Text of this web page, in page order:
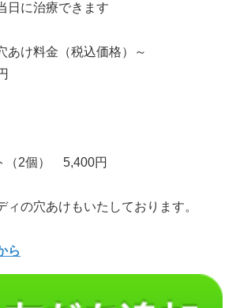
日に治療できます
あけ料金（税込価格）～
（2個） 5,400円
ィの穴あけもいたしております。
ら